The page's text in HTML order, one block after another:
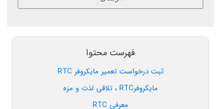
قسمت
فهرست محتوا
ثبت درخواست تعمیر مایکروفر RTC
مایکروفرRTC ، تلاقی لذت و مزه
معرفی RTC